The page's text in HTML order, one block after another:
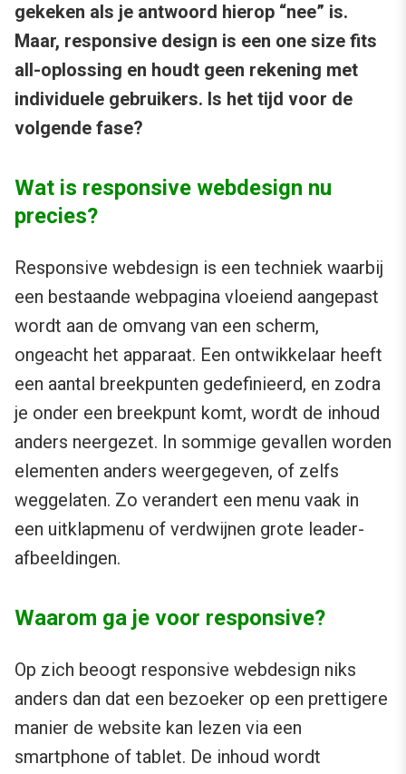
gekeken als je antwoord hierop “nee” is.
Maar, responsive design is een one size fits
all-oplossing en houdt geen rekening met
individuele gebruikers. Is het tijd voor de
volgende fase?
Wat is responsive webdesign nu
precies?
Responsive webdesign is een techniek waarbij
een bestaande webpagina vloeiend aangepast
wordt aan de omvang van een scherm,
ongeacht het apparaat. Een ontwikkelaar heeft
een aantal breekpunten gedefinieerd, en zodra
je onder een breekpunt komt, wordt de inhoud
anders neergezet. In sommige gevallen worden
elementen anders weergegeven, of zelfs
weggelaten. Zo verandert een menu vaak in
een uitklapmenu of verdwijnen grote leader-
afbeeldingen.
Waarom ga je voor responsive?
Op zich beoogt responsive webdesign niks
anders dan dat een bezoeker op een prettigere
manier de website kan lezen via een
smartphone of tablet. De inhoud wordt